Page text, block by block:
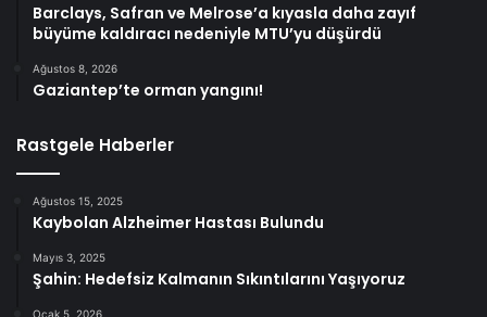
Barclays, Safran ve Melrose’a kıyasla daha zayıf
büyüme kaldıracı nedeniyle MTU’yu düşürdü
Ağustos 8, 2026
Gaziantep’te orman yangını!
Rastgele Haberler
Ağustos 15, 2025
Kaybolan Alzheimer Hastası Bulundu
Mayıs 3, 2025
Şahin: Hedefsiz Kalmanın Sıkıntılarını Yaşıyoruz
Ocak 5, 2026